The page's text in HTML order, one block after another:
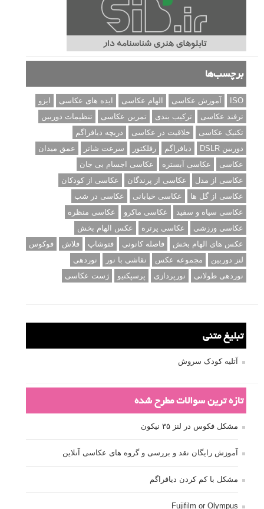
برچسب‌ها
ISO آموزش عکاسی الهام عکاسی ایده های عکاسی
ایزو
ترفند عکاسی
ترکیب بندی تمرین عکاسی
تنظیمات دوربین
تکنیک عکاسی
خلاقیت در عکاسی
دریچه دیافراگم
دوربین DSLR
دیافراگم رفلکتور سرعت شاتر
عمق میدان
عکاسی
عکاسی آبستره
عکاسی اجسام بی جان
عکاسی از مدل
عکاسی از پرندگان
عکاسی از کودکان
عکاسی از گل ها
عکاسی خیابانی
عکاسی در شب
عکاسی سیاه و سفید
عکاسی ماکرو
عکاسی منظره
عکاسی ورزشی
عکاسی پرتره
عکس الهام بخش
عکس های الهام بخش
فاصله کانونی فتوشاپ فلاش
فوکوس
لنز دوربین
مجموعه عکس نقاشی با نور
نوردهی
نوردهی طولانی
نورپردازی پرسپکتیو ژست عکاسی
تبلیغ متنی
آتلیه کودک سروش
تازه ترین سوالات مطرح شده
مشکل فکوس در لنز ۳۵ نیکون
آموزش رایگان نقد و بررسی و گروه های عکاسی آنلاین
مشکل با کم کردن دیافراگم
Fujifilm or Olympus